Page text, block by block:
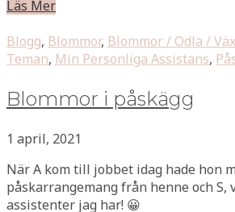
Läs Mer
Blogg, Blommor, Blommor / Odla /
Teman, Min Personliga Assistans,
Blommor i påskägg
1 april, 2021
När A kom till jobbet idag hade hon
påskarrangemang från henne och S,
assistenter jag har! 😀